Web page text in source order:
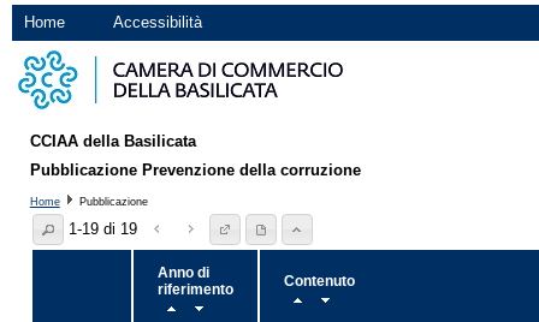
Home Accessibilità
CCIAA della Basilicata
Pubblicazione Prevenzione della corruzione
Home Pubblicazione
1-19 di 19
Anno di
riferimento
Contenuto